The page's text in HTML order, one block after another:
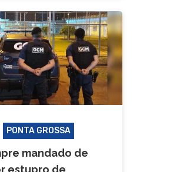
PONTA GROSSA
mandado de
estupro de